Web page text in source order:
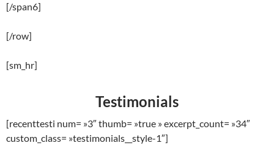
[/span6]
[/row]
[sm_hr]
Testimonials
[recenttesti num= »3″ thumb= »true » excerpt_count= »34″
custom_class= »testimonials__style-1″]